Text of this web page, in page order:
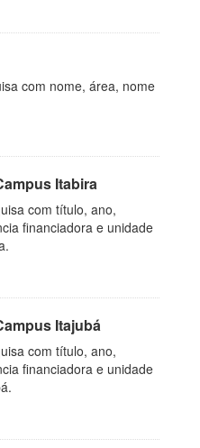
com nome, área, nome
Itabira
com título, ano,
financiadora e unidade
Itajubá
com título, ano,
financiadora e unidade